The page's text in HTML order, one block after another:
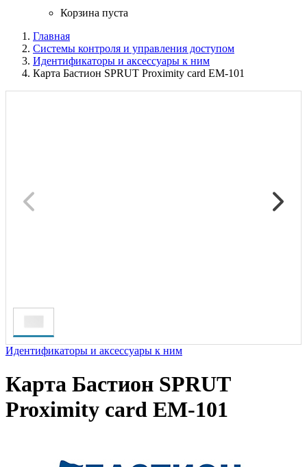
Корзина пуста
Главная
Системы контроля и управления доступом
Идентификаторы и аксессуары к ним
Карта Бастион SPRUT Proximity card EM-101
Идентификаторы и аксессуары к ним
Карта Бастион SPRUT
Proximity card EM-101